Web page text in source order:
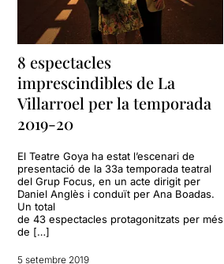
8 espectacles
imprescindibles de La
Villarroel per la temporada
2019-20
El Teatre Goya ha estat l’escenari de
presentació de la 33a temporada teatral
del Grup Focus, en un acte dirigit per
Daniel Anglès i conduït per Ana Boadas.
Un total
de 43 espectacles protagonitzats per més
de […]
5 setembre 2019